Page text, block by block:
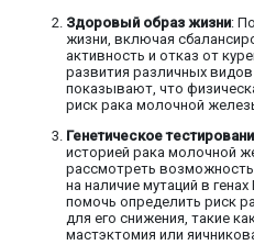
Здоровый образ жизни:
жизни, включая
активность и отказ от
развития различных
показывают, что
риск рака молочной
Генетическое
историей рака молочной
рассмотреть возможность
на наличие мутаций в
помочь определить риск
для его снижения, такие
мастэктомия или